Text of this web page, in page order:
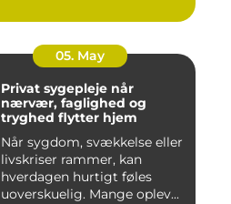
05. May
Privat sygepleje når
nærvær, faglighed og
tryghed flytter hjem
Når sygdom, svækkelse eller
livskriser rammer, kan
hverdagen hurtigt føles
uoverskuelig. Mange oplev...